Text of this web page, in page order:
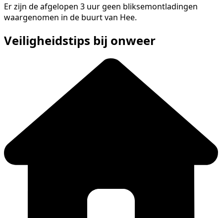
Er zijn de afgelopen 3 uur geen bliksemontladingen
waargenomen in de buurt van Hee.
Veiligheidstips bij onweer